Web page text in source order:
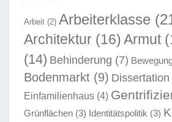
Arbeit (2) Arbeiterklasse
Architektur (16) Armut
(14) Behinderung (7)
Bodenmarkt (9) Dissertation
Einfamilienhaus (4)
Grünflächen (3) Identitätspolitik (3)